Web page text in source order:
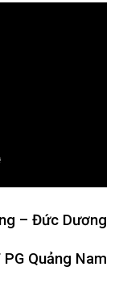
– Đức Dương
Quảng Nam